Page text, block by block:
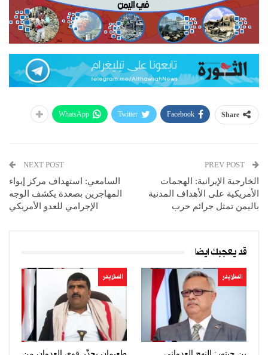
Share
Facebook
Twitter
WhatsApp
الخارجية الإيرانية: الهجمات
الأمريكية على الأهداف المدنية
باليمن تمثل جرائم حرب
NEXT POST
السامعي: استهداف مركز إيواء
المهاجرين بصعدة يكشف الوجه
الإجرامي للعدو الأمريكي
قد يعجبك ايضا
السلايدر السلايدر